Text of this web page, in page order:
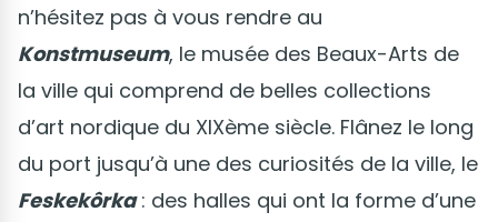
n’hésitez pas à vous rendre au
Konstmuseum, le musée des Beaux-Arts de
la ville qui comprend de belles collections
d’art nordique du XIXème siècle. Flânez le long
du port jusqu’à une des curiosités de la ville, le
Feskekôrka: des halles qui ont la forme d’une